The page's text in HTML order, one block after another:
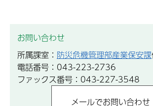
お問い合わせ
所属課室： 防災危機管理部産業保安課
電話番号：043-223-2736
ファックス番号：043-227-3548